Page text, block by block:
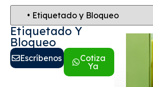
Etiquetado Y
Bloqueo
Escríbenos
Cotiza
Ya